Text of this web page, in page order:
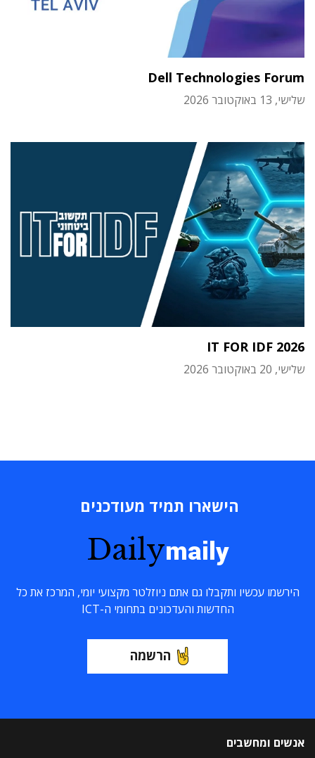
Dell Technologies Forum
שלישי, 13 באוקטובר 2026
IT FOR IDF 2026
שלישי, 20 באוקטובר 2026
הישארו תמיד מעודכנים
Dailymaily
הירשמו עכשיו ותקבלו גם אתם ניוזלטר מקצועי יומי, המרכז את כל
החדשות והעדכונים בתחומי ה-ICT
הרשמה
אנשים ומחשבים